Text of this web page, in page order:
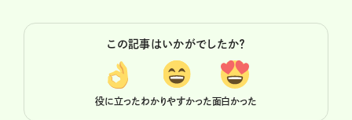
この記事はいかがでしたか？
役に立ったわかりやすかった面白かった